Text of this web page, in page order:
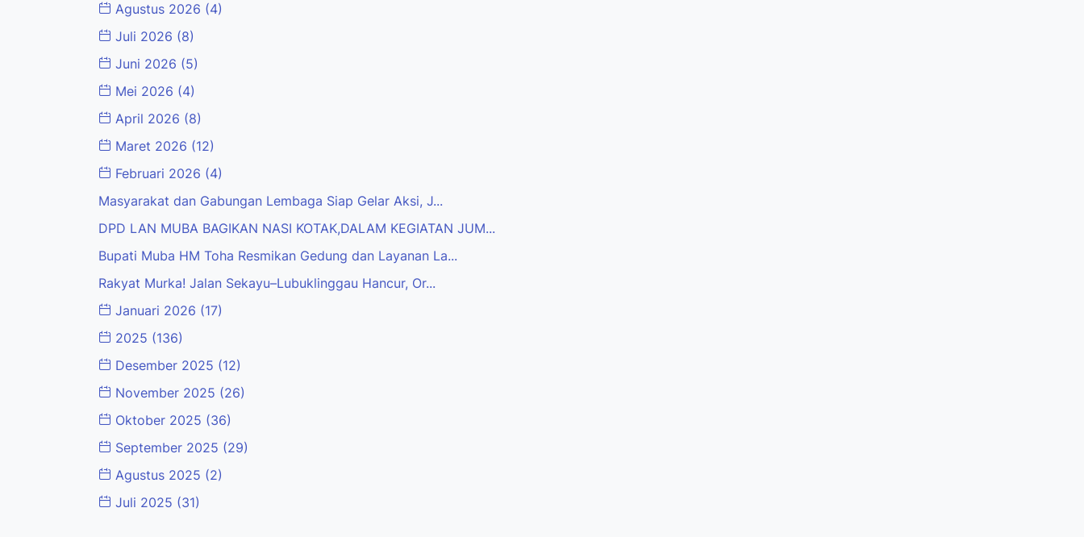
Agustus 2026 (4)
Juli 2026 (8)
Juni 2026 (5)
Mei 2026 (4)
April 2026 (8)
Maret 2026 (12)
Februari 2026 (4)
Masyarakat dan Gabungan Lembaga Siap Gelar Aksi, J...
DPD LAN MUBA BAGIKAN NASI KOTAK,DALAM KEGIATAN JUM...
Bupati Muba HM Toha Resmikan Gedung dan Layanan La...
Rakyat Murka! Jalan Sekayu–Lubuklinggau Hancur, Or...
Januari 2026 (17)
2025 (136)
Desember 2025 (12)
November 2025 (26)
Oktober 2025 (36)
September 2025 (29)
Agustus 2025 (2)
Juli 2025 (31)